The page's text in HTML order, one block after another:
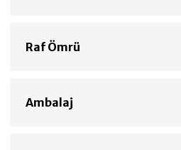
Raf Ömrü
Ambalaj